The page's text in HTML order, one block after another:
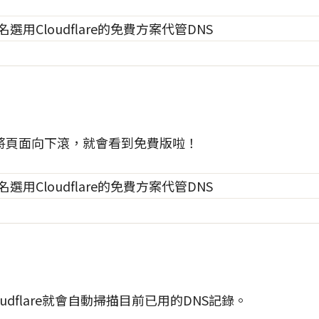
面向下滾，就會看到免費版啦！
就會自動掃描目前已用的DNS記錄。